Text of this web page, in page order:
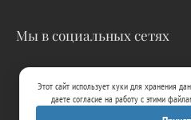
Мы в социальных сетях
Этот сайт использует куки для хранения
даете согласие на работу с этими